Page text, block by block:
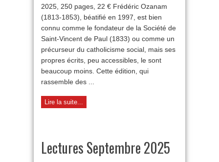
2025, 250 pages, 22 € Frédéric Ozanam
(1813-1853), béatifié en 1997, est bien
connu comme le fondateur de la Société de
Saint-Vincent de Paul (1833) ou comme un
précurseur du catholicisme social, mais ses
propres écrits, peu accessibles, le sont
beaucoup moins. Cette édition, qui
rassemble des ...
Lire la suite...
Lectures Septembre 2025